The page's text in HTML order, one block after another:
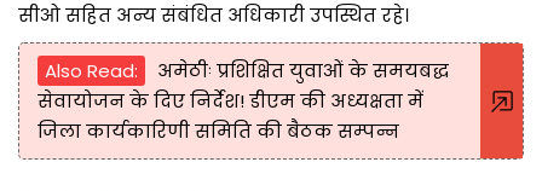
सीओ सहित अन्य संबंधित अधिकारी उपस्थित रहे।
Also Read:
अमेठीः प्रशिक्षित युवाओं के समयबद्ध
सेवायोजन के दिए निर्देश! डीएम की अध्यक्षता में
जिला कार्यकारिणी समिति की बैठक सम्पन्न